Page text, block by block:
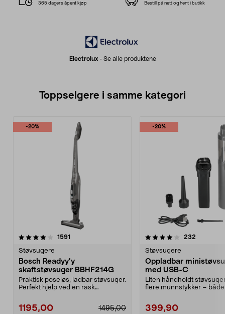
Electrolux- Se alle produktene
365 dagers åpent kjøp Bestill på nett og hent i butikk
Toppselgere i samme kategori
-20%
1591
Støvsugere
Bosch Readyy'y
skaftstøvsuger BBHF214G
Praktisk poseløs, ladbar støvsuger.
Perfekt hjelp ved en rask
1195,00 1495,00
-20%
4.0 av 5 stjerner 232
Støvsugere
Oppladbar
med USB-C
Liten håndholdt
flere munnstykker –
399,90
4.5 av 5 stjerner